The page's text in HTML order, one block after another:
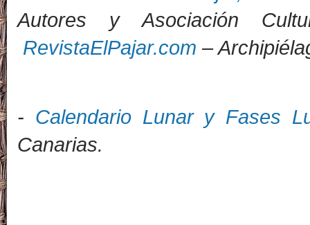
Autores y Asociación
RevistaElPajar.com –
- Calendario Lunar y Fases
Canarias.